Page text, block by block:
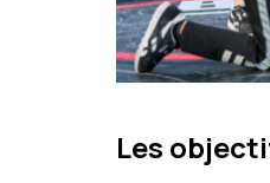
Les